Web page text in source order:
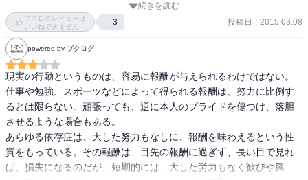
１日30分オンラインゲームを使用している計算になる。
より突っ込んだアンケートを行えば、どれぐらいの割合の中高生が
ヘビーユーザーだとわかるし、
その子たちに向けて、依存症になる前の処置を講じることが可能だ
が、現状では野放しになっている。
この代償は、あまりに大きくなるだろう。
あまり知られていないが、日本の精神疾患の最大の病気はうつ病で
ある。
うつ病患者は500万にいると言われている。
その中で、アルコール依存、ギャンブル依存の者も何割かいる。
つまり、アルコールとギャンブル（ぶっちゃけいうと、パチンコ）
ある。著者は非科学的な言説をするというお墨付きを貰っているに
もかかわらず読むだけ損である。また本書でも同様の議論を展開し
ている。加えて著者は精神科医であって脳科学者ではない。過去の
研究事例を紹介しているに過ぎないが、数少ない論文で「脳が壊さ
れる」と語るのは度が過ぎる。またブルーライトについても科学的
に証明されていない。再現性がなければ著者の主張は裏付けでき
ず、仮に間違っていたとしても専門家ではないためいくらでも言い
逃れができる。そんな著者を信頼して読んで欲しいとは言えない。
だが著者の脳科学の見地からの主張とブルーライトについての主張
以外は否定することも肯定することもできない。ネット・ゲーム依
続きを読む
ブクログレビューは
いいねできません
3 投稿日 : 2015.03.08
powered by ブクログ
現実の行動というものは、容易に報酬が与えられるわけではない。
仕事や勉強、スポーツなどによって得られる報酬は、努力に比例す
るとは限らない。頑張っても、逆に本人のプライドを傷つけ、落胆
させるような場合もある。
あらゆる依存症は、大した努力もなしに、報酬を味わえるという性
質をもっている。その報酬は、目先の報酬に過ぎず、長い目で見れ
ば、損失になるのだが、短期的には、大した労力もなく歓びや興